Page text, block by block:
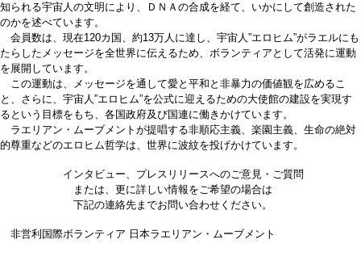
知られる宇宙人の文明により、ＤＮＡの合成を経て、いかにして創造された
のかを述べています。
会員数は、現在120カ国、約13万人に達し、宇宙人”エロヒム”がラエルにも
たらしたメッセージを全世界に伝えるため、ボランティアとして活発に運動
を展開しています。
この運動は、メッセージを通して愛と平和と非暴力の価値観を広めるこ
と、さらに、宇宙人”エロヒム”を公式に迎えるための大使館の建設を実現す
るという目標をもち、各国政府及び国連に働きかけています。
ラエリアン・ムーブメントが提唱する非順応主義、楽園主義、生命の絶対
的尊重などのエロヒム哲学は、世界に波紋を投げかけています。
インタビュー、プレスリリースへのご意見・ご質問
または、更に詳しい情報をご希望の場合は
下記の連絡先までお問い合わせください。
非営利国際ボランティア 日本ラエリアン・ムーブメント